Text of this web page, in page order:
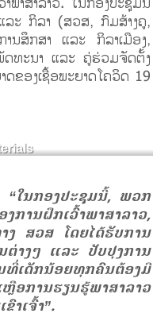
ລະ ກິລາ (ສວສ, ກົມສ້າງຄູ,
ນສຶກສາ ແລະ ກິລາເມືອງ,
ດທະນາ ແລະ ຄູ່ຮ່ວມຈັດຕັ້ງ
ຂອງເຊື້ອພະຍາດໂຄວິດ 19
“ໃນກອງປະຊຸມນີ້, ພວກ
ການຝຶກເວົ້າພາສາລາວ,
ສວສ ໂດຍໄດ້ຮັບການ
ຕ່າງໆ ແລະ ປັບປຸງການ
ເດັກນ້ອຍທຸກຄົນຕ້ອງມີ
ອການຮຽນຮູ້ພາສາລາວ
າເຈົ້າ”.